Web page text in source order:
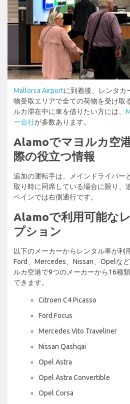
Mallorca Airportに到着後、レンタカ
物受取エリアで全ての荷物を受け取
ルカ滞在中に車を借りたい方には、
ー会社が多数あります。
Alamoでマヨルカ空
際の役立つ情報
追加の運転手は、メインドライバー
取り時に同席している場合に限り、
ペインでは右側通行です。
Alamoで利用可能な
プション
以下のメーカーからレンタル車が利
Ford、Mercedes、Nissan、Opelな
ルカ空港で9つのメーカーから16種
できます。
Citroen C4 Picasso
Ford Focus
Mercedes Vito Traveliner
Nissan Qashqai
Opel Astra
Opel Astra Convertible
Opel Corsa